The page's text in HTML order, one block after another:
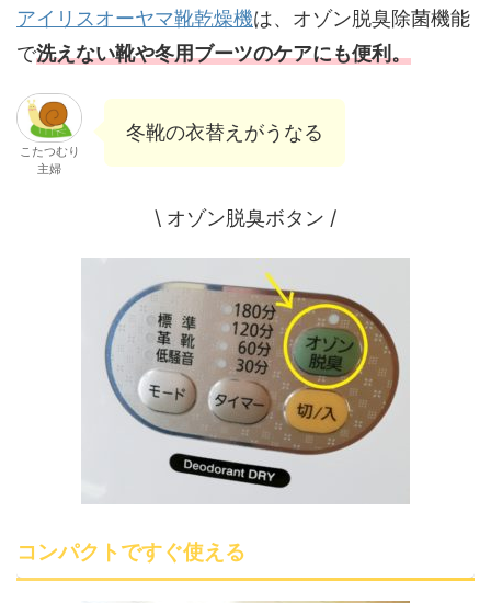
アイリスオーヤマ靴乾燥機は、オゾン脱臭除菌機能
で洗えない靴や冬用ブーツのケアにも便利。
こたつむり
主婦
冬靴の衣替えがうなる
\ オゾン脱臭ボタン /
コンパクトですぐ使える